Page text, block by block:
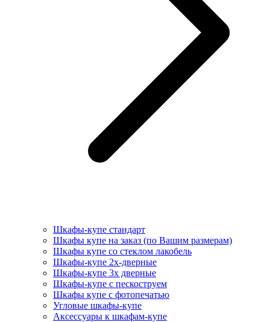
Шкафы-купе стандарт
Шкафы купе на заказ (по Вашим размерам)
Шкафы купе со стеклом лакобель
Шкафы-купе 2х-дверные
Шкафы-купе 3х дверные
Шкафы-купе с пескоструем
Шкафы купе с фотопечатью
Угловые шкафы-купе
Аксессуары к шкафам-купе